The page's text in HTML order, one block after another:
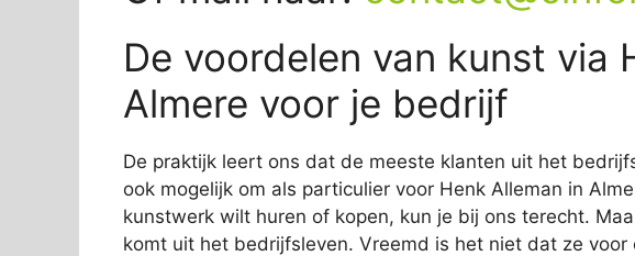
De voordelen van kunst via
Almere voor je bedrijf
De praktijk leert ons dat de meeste klanten uit het
ook mogelijk om als particulier voor Henk Alleman in
kunstwerk wilt huren of kopen, kun je bij ons terecht.
komt uit het bedrijfsleven. Vreemd is het niet dat ze